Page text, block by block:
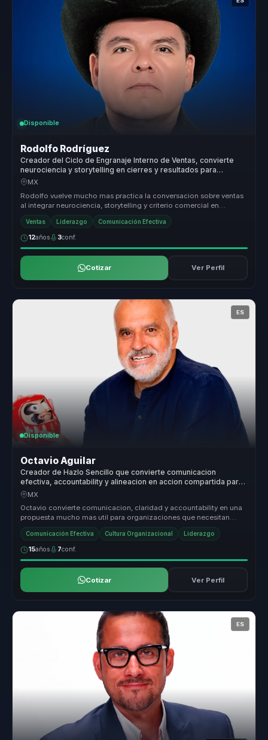
Disponible
Rodolfo Rodríguez
Creador del Ciclo de Engranaje Interno de Ventas, convierte
neurociencia y storytelling en cierres y resultados para
equipos de venta.
MX
Rodolfo vuelve mucho mas practica la conversacion sobre ventas
al integrar neurociencia, storytelling y criterio comercial en
herramienta...
Ventas Liderazgo Comunicación Efectiva
12años 3conf.
Cotizar Ver Perfil
ES
Disponible
Octavio Aguilar
Creador de Hazlo Sencillo que convierte comunicacion
efectiva, accountability y alineacion en accion compartida para
empresas y equipos.
MX
Octavio convierte comunicacion, claridad y accountability en una
propuesta mucho mas util para organizaciones que necesitan
alinear equip...
Comunicación Efectiva Cultura Organizacional Liderazgo
15años 7conf.
Cotizar Ver Perfil
ES